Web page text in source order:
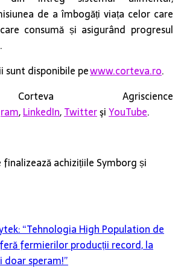
de a îmbogăți viața celor care
consumă și asigurând progresul
disponibile pewww.corteva.ro.
Agriscience
,LinkedIn,TwitterşiYouTube.
achizițiile Symborg și
“Tehnologia High Population de
fermierilor producții record, la
doar speram!”